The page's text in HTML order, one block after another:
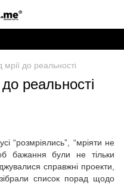
до реальності
реальності
“розмріялись”, “мріяти не
бажання були не тільки
справжні проекти,
список порад щодо